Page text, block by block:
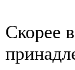
Скорее